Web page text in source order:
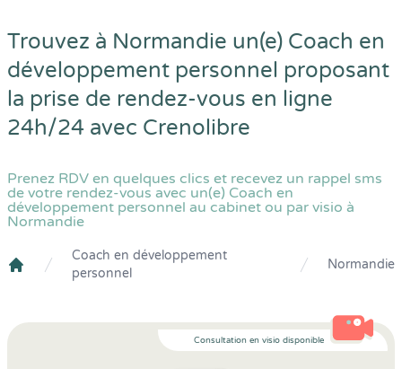
Trouvez à Normandie un(e) Coach en
développement personnel proposant
la prise de rendez-vous en ligne
24h/24 avec Crenolibre
Prenez RDV en quelques clics et recevez un rappel sms
de votre rendez-vous avec un(e) Coach en
développement personnel au cabinet ou par visio à
Normandie
Crenolibre
Coach en développement
personnel
Normandie
Consultation en visio disponible